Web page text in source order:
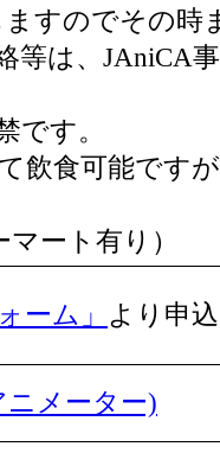
すのでその時
等は、JAniCA事
です。
飲食可能です
マート有り）
ーム」 より申
ニメーター)